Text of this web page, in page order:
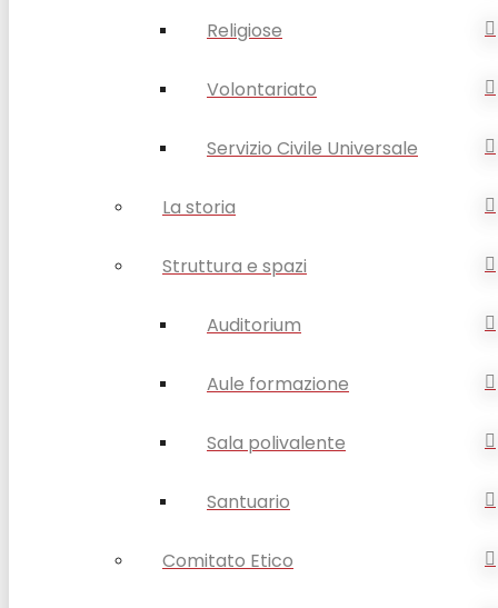
Religiose
Volontariato
Servizio Civile Universale
La storia
Struttura e spazi
Auditorium
Aule formazione
Sala polivalente
Santuario
Comitato Etico